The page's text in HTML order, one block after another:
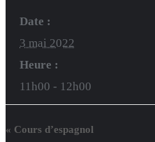
Date :
3 mai 2022
Heure :
11h00 - 12h00
« Cours d’espagnol